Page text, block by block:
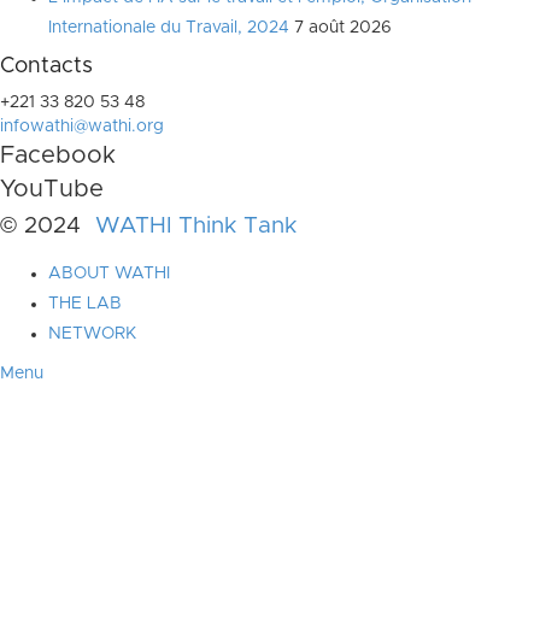
Internationale du Travail, 2024 7 août 2026
Contacts
+221 33 820 53 48
infowathi@wathi.org
Facebook
YouTube
© 2024 WATHI Think Tank
ABOUT WATHI
THE LAB
NETWORK
Menu